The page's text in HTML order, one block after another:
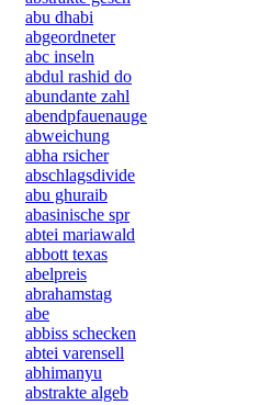
abu dhabi
abgeordneter
abc inseln
abdul rashid do
abundante zahl
abendpfauenauge
abweichung
abha rsicher
abschlagsdivide
abu ghuraib
abasinische spr
abtei mariawald
abbott texas
abelpreis
abrahamstag
abe
abbiss schecken
abtei varensell
abhimanyu
abstrakte algeb